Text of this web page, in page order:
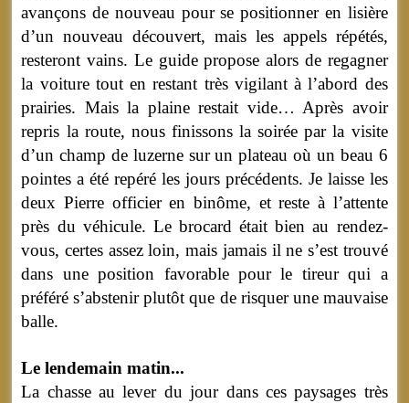
avançons de nouveau pour se positionner en lisière
d’un nouveau découvert, mais les appels répétés,
resteront vains. Le guide propose alors de regagner
la voiture tout en restant très vigilant à l’abord des
prairies. Mais la plaine restait vide… Après avoir
repris la route, nous finissons la soirée par la visite
d’un champ de luzerne sur un plateau où un beau 6
pointes a été repéré les jours précédents. Je laisse les
deux Pierre officier en binôme, et reste à l’attente
près du véhicule. Le brocard était bien au rendez-
vous, certes assez loin, mais jamais il ne s’est trouvé
dans une position favorable pour le tireur qui a
préféré s’abstenir plutôt que de risquer une mauvaise
balle.
Le lendemain matin...
La chasse au lever du jour dans ces paysages très